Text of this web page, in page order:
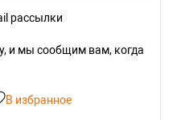
рассылки
и мы сообщим вам, когда
В избранное